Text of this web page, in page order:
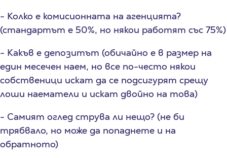
- Колко е комисионната на агенцията?
(стандартът е 50%, но някои работят със 75%)
- Какъв е депозитът (обичайно е в размер на
един месечен наем, но все по-често някои
собственици искат да се подсигурят срещу
лоши наематели и искат двойно на това)
- Самият оглед струва ли нещо? (не би
трябвало, но може да попаднете и на
обратното)